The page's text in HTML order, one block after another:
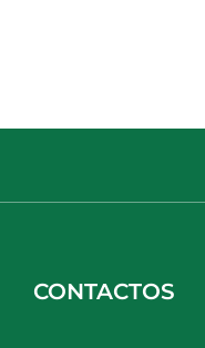
CONTACTOS